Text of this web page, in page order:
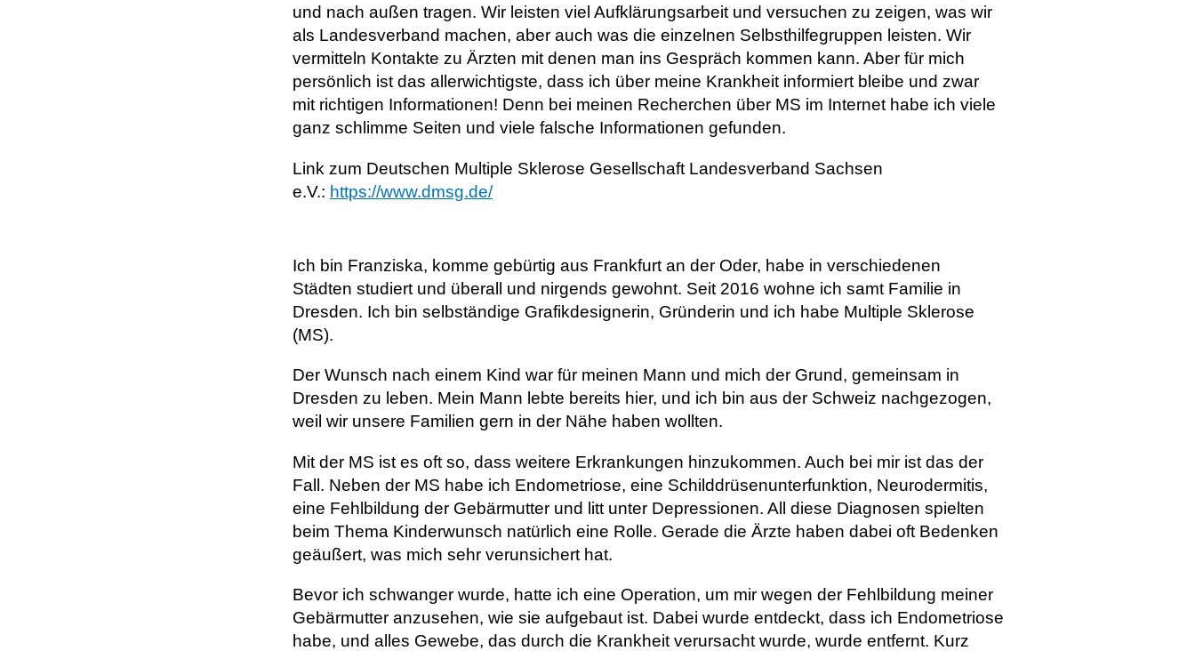
und nach außen tragen. Wir leisten viel Aufklärungsarbeit und versuchen zu zeigen, was wir
als Landesverband machen, aber auch was die einzelnen Selbsthilfegruppen leisten. Wir
vermitteln Kontakte zu Ärzten mit denen man ins Gespräch kommen kann. Aber für mich
persönlich ist das allerwichtigste, dass ich über meine Krankheit informiert bleibe und zwar
mit richtigen Informationen! Denn bei meinen Recherchen über MS im Internet habe ich viele
ganz schlimme Seiten und viele falsche Informationen gefunden.
Link zum Deutschen Multiple Sklerose Gesellschaft Landesverband Sachsen
e.V.: https://www.dmsg.de/
Ich bin Franziska, komme gebürtig aus Frankfurt an der Oder, habe in verschiedenen
Städten studiert und überall und nirgends gewohnt. Seit 2016 wohne ich samt Familie in
Dresden. Ich bin selbständige Grafikdesignerin, Gründerin und ich habe Multiple Sklerose
(MS).
Der Wunsch nach einem Kind war für meinen Mann und mich der Grund, gemeinsam in
Dresden zu leben. Mein Mann lebte bereits hier, und ich bin aus der Schweiz nachgezogen,
weil wir unsere Familien gern in der Nähe haben wollten.
Mit der MS ist es oft so, dass weitere Erkrankungen hinzukommen. Auch bei mir ist das der
Fall. Neben der MS habe ich Endometriose, eine Schilddrüsenunterfunktion, Neurodermitis,
eine Fehlbildung der Gebärmutter und litt unter Depressionen. All diese Diagnosen spielten
beim Thema Kinderwunsch natürlich eine Rolle. Gerade die Ärzte haben dabei oft Bedenken
geäußert, was mich sehr verunsichert hat.
Bevor ich schwanger wurde, hatte ich eine Operation, um mir wegen der Fehlbildung meiner
Gebärmutter anzusehen, wie sie aufgebaut ist. Dabei wurde entdeckt, dass ich Endometriose
habe, und alles Gewebe, das durch die Krankheit verursacht wurde, wurde entfernt. Kurz